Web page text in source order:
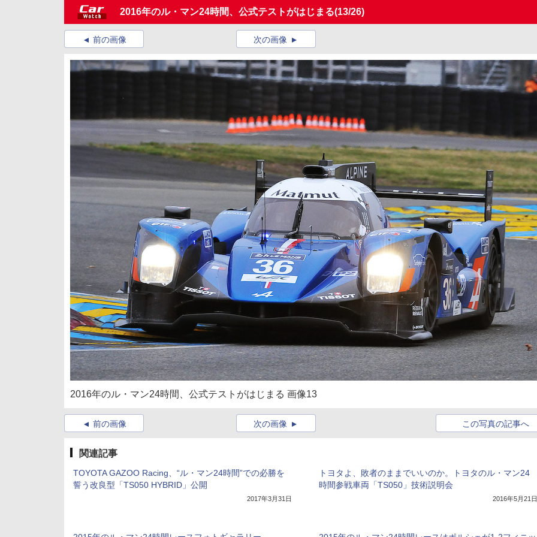
2016年のル・マン24時間、公式テストがはじまる(13/26)
前の画像 次の画像
2016年のル・マン24時間、公式テストがはじまる 画像13
前の画像 この写真の記事へ
次の画像
関連記事
TOYOTA GAZOO Racing、“ル・マン24時間”での必勝を
誓う改良型「TS050 HYBRID」公開
2017年3月31日
トヨタよ、敗者のままでいいのか。トヨタのル・マン24
時間参戦車両「TS050」技術説明会
2016年5月21日